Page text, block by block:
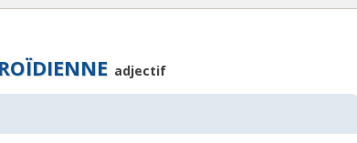
adjectif